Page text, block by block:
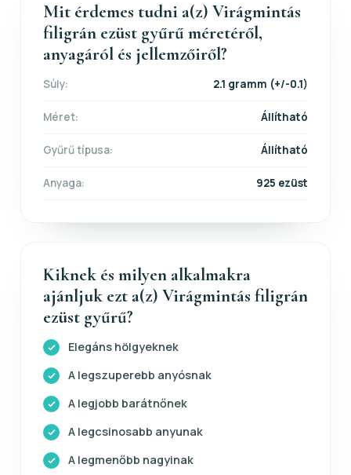
Mit érdemes tudni a(z) Virágmintás
filigrán ezüst gyűrű méretéről,
anyagáról és jellemzőiről?
Súly: 2.1 gramm (+/-0.1)
Méret: Állítható
Gyűrű típusa: Állítható
Anyaga: 925 ezüst
Kiknek és milyen alkalmakra
ajánljuk ezt a(z) Virágmintás filigrán
ezüst gyűrű?
Elegáns hölgyeknek
A legszuperebb anyósnak
A legjobb barátnőnek
A legcsinosabb anyunak
A legmenőbb nagyinak